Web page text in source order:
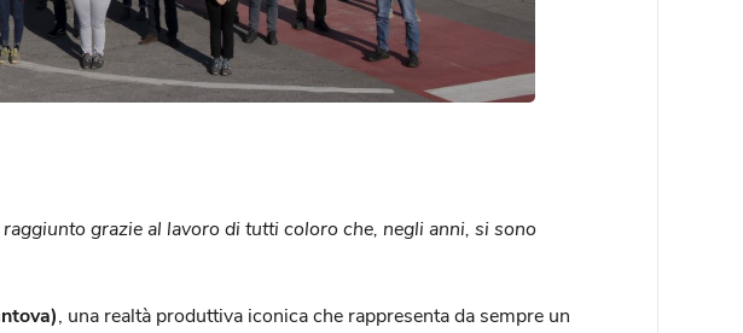
grazie al lavoro di tutti coloro che, negli anni, si sono
, una realtà produttiva iconica che rappresenta da sempre un